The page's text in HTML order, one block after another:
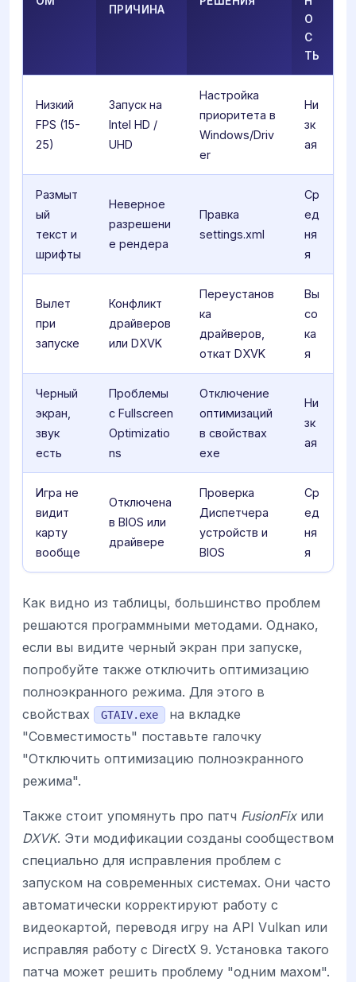
ПРИЧИНА
О
С
ТЬ
Низкий
FPS (15-
25)
Запуск на
Intel HD /
UHD
Настройка
приоритета в
Windows/Driv
er
Ни
зк
ая
Размыт
ый
текст и
шрифты
Неверное
разрешени
е рендера
Правка
settings.xml
Ср
ед
ня
я
Вылет
при
запуске
Конфликт
драйверов
или DXVK
Переустанов
ка
драйверов,
откат DXVK
Вы
со
ка
я
Черный
экран,
звук
есть
Проблемы
с Fullscreen
Optimizatio
ns
Отключение
оптимизаций
в свойствах
exe
Ни
зк
ая
Игра не
видит
карту
вообще
Отключена
в BIOS или
драйвере
Проверка
Диспетчера
устройств и
BIOS
Ср
ед
ня
я
Как видно из таблицы, большинство проблем
решаются программными методами. Однако,
если вы видите черный экран при запуске,
попробуйте также отключить оптимизацию
полноэкранного режима. Для этого в
свойствах
GTAIV.exe
на вкладке
"Совместимость" поставьте галочку
"Отключить оптимизацию полноэкранного
режима".
Также стоит упомянуть про патч FusionFixили
DXVK. Эти модификации созданы сообществом
специально для исправления проблем с
запуском на современных системах. Они часто
автоматически корректируют работу с
видеокартой, переводя игру на API Vulkan или
исправляя работу с DirectX 9. Установка такого
патча может решить проблему "одним махом".